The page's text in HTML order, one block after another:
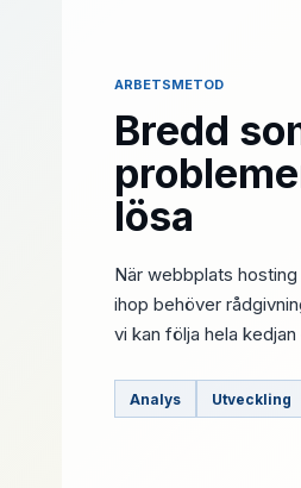
ARBETSMETOD
Bredd
lösa
När webbplats
ihop behöver
vi kan följa hela
Analys Utveckling